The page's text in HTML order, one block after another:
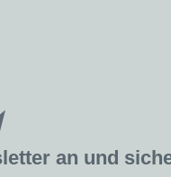
an und